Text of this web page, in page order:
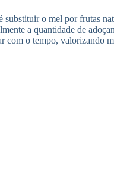
substituir o mel por frutas
a quantidade de
com o tempo, valorizando